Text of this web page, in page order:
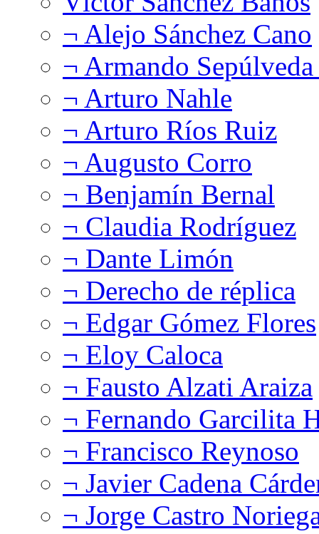
¬ Alejo Sánchez Cano
¬ Armando
¬ Arturo Nahle
¬ Arturo Ríos Ruiz
¬ Augusto Corro
¬ Benjamín Bernal
¬ Claudia Rodríguez
¬ Dante Limón
¬ Derecho de réplica
¬ Edgar Gómez Flores
¬ Eloy Caloca
¬ Fausto Alzati Araiza
¬ Fernando Garcilita
¬ Francisco Reynoso
¬ Javier Cadena
¬ Jorge Castro